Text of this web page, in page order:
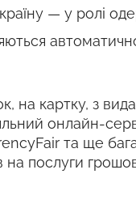
— у ролі
на картку, з
онлайн-
та ще
послуги